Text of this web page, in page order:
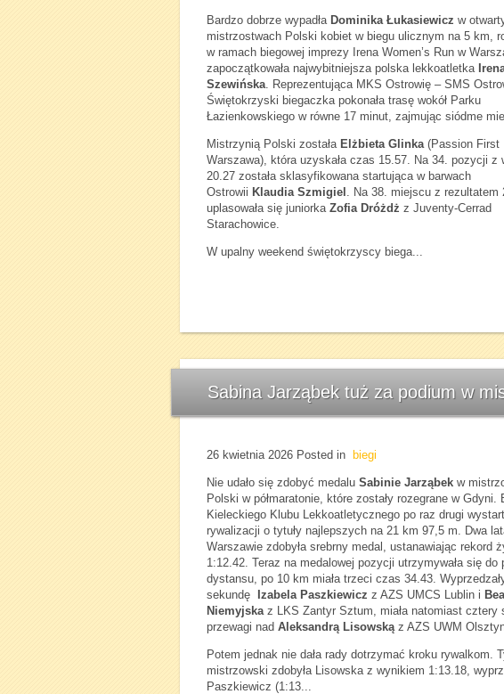
Bardzo dobrze wypadła Dominika Łukasiewicz w
mistrzostwach Polski kobiet w biegu ulicznym na 5 km,
w ramach biegowej imprezy Irena Women’s Run w
zapoczątkowała najwybitniejsza polska lekkoatletka
Szewińska. Reprezentująca MKS Ostrowię – SMS
Świętokrzyski biegaczka pokonała trasę wokół Parku
Łazienkowskiego w równe 17 minut, zajmując siódme
Mistrzynią Polski została Elżbieta Glinka(Passion First
Warszawa), która uzyskała czas 15.57. Na 34. pozycji z
20.27 została sklasyfikowana startująca w barwach
Ostrowii Klaudia Szmigiel . Na 38. miejscu z rezultatem
uplasowała się juniorka Zofia Dróżdż z Juventy-Cerrad
Starachowice.
W upalny weekend świętokrzyscy biega...
Sabina Jarząbek tuż za podium w
26 kwietnia 2026 Posted in biegi
Nie udało się zdobyć medalu Sabinie Jarząbek w
Polski w półmaratonie, które zostały rozegrane w Gdyni.
Kieleckiego Klubu Lekkoatletycznego po raz drugi
rywalizacji o tytuły najlepszych na 21 km 97,5 m. Dwa
Warszawie zdobyła srebrny medal, ustanawiając rekord
1:12.42. Teraz na medalowej pozycji utrzymywała się do
dystansu, po 10 km miała trzeci czas 34.43.
sekundę
Izabela Paszkiewicz z AZS UMCS Lublin i
Niemyjskaz LKS Zantyr Sztum, miała natomiast cztery
przewagi nad Aleksandrą Lisowskąz AZS UWM
Potem jednak nie dała rady dotrzymać kroku rywalkom.
mistrzowski zdobyła Lisowska z wynikiem 1:13.18,
Paszkiewicz (1:13...